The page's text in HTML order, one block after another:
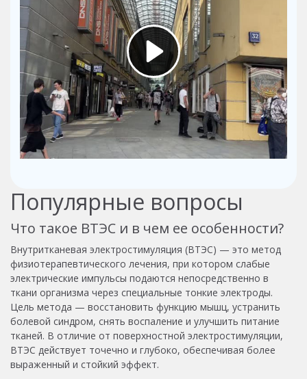
Популярные вопросы
Что такое ВТЭС и в чем ее особенности?
Внутритканевая электростимуляция (ВТЭС) — это метод
физиотерапевтического лечения, при котором слабые
электрические импульсы подаются непосредственно в
ткани организма через специальные тонкие электроды.
Цель метода — восстановить функцию мышц, устранить
болевой синдром, снять воспаление и улучшить питание
тканей. В отличие от поверхностной электростимуляции,
ВТЭС действует точечно и глубоко, обеспечивая более
выраженный и стойкий эффект.